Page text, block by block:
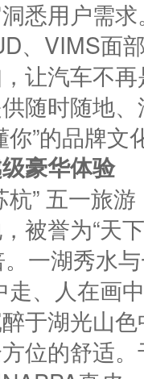
悉用户需
、VIMS面
让汽车不
随时随地
”的品牌文
豪华体验
杭” 五一旅
被誉为“天
一湖秀水
、人在画
于湖光山
位的舒适